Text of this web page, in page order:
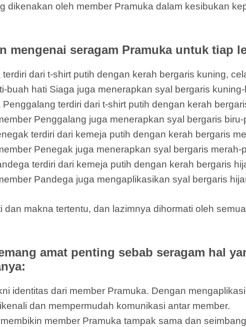
dikenakan oleh member Pramuka dalam kesibukan
mengenai seragam Pramuka untuk tiap
dari t-shirt putih dengan kerah bergaris kuning,
buah hati Siaga juga menerapkan syal bergaris
terdiri dari t-shirt putih dengan kerah
Penggalang juga menerapkan syal bergaris
terdiri dari kemeja putih dengan kerah bergaris
Penegak juga menerapkan syal bergaris
terdiri dari kemeja putih dengan kerah bergaris
Pandega juga mengaplikasikan syal bergaris
makna tertentu, dan lazimnya dihormati oleh
amat penting sebab seragam hal
identitas dari member Pramuka. Dengan
dan mempermudah komunikasi antar member.
member Pramuka tampak sama dan